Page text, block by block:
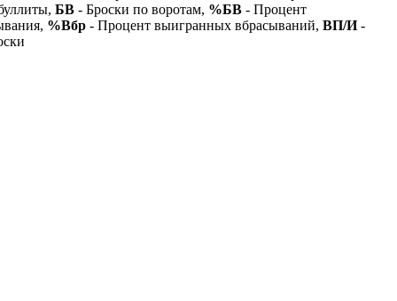
БВ - Броски по воротам, %БВ - Процент
%Вбр - Процент выигранных вбрасываний, ВП/И-